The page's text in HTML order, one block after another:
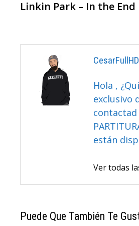
De
anterior:
Linkin Park – In the End
Hola ,
exclusivo
están
Ver todas
Puede Que También Te